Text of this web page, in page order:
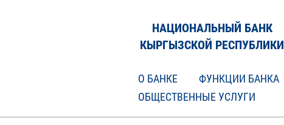
НАЦИОНАЛЬНЫЙ БАНК
КЫРГЫЗСКОЙ РЕСПУБЛИКИ
О БАНКЕ ФУНКЦИИ БАНКА
ОБЩЕСТВЕННЫЕ УСЛУГИ